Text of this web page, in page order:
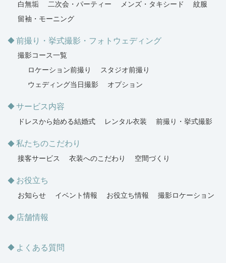
白無垢
二次会・パーティー メンズ・タキシード
紋服
留袖・モーニング
前撮り・挙式撮影・フォトウェディング
撮影コース一覧
ロケーション前撮り
スタジオ前撮り
ウェディング当日撮影
オプション
サービス内容
ドレスから始める結婚式 レンタル衣装 前撮り・挙式撮影
私たちのこだわり
接客サービス 衣装へのこだわり 空間づくり
お役立ち
お知らせ イベント情報 お役立ち情報 撮影ロケーション
店舗情報
よくある質問